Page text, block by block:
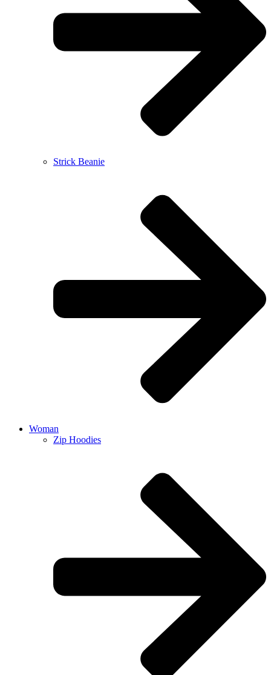
Strick Beanie
Woman
Zip Hoodies